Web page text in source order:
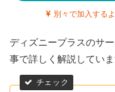
別々で加入する
ディズニープラスのサ
事で詳しく解説していま